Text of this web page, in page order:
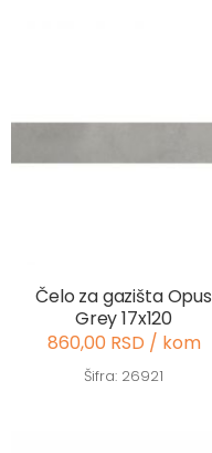
Čelo za gazišta Opus
Grey 17x120
860,00 RSD / kom
Šifra: 26921